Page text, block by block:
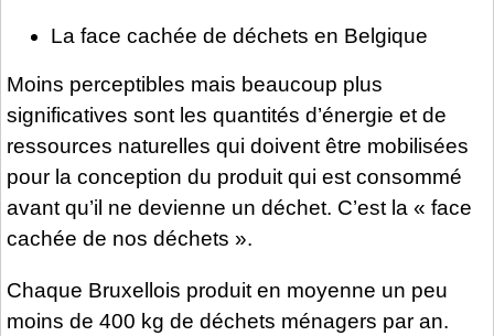
La face cachée de déchets en Belgique
Moins perceptibles mais beaucoup plus
significatives sont les quantités d’énergie et de
ressources naturelles qui doivent être mobilisées
pour la conception du produit qui est consommé
avant qu’il ne devienne un déchet. C’est la « face
cachée de nos déchets ».
Chaque Bruxellois produit en moyenne un peu
moins de 400 kg de déchets ménagers par an.